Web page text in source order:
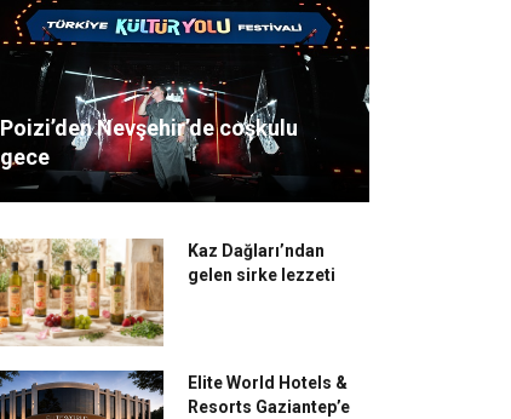
Poizi’den Nevşehir’de coşkulu
gece
Kaz Dağları’ndan
gelen sirke lezzeti
Elite World Hotels &
Resorts Gaziantep’e